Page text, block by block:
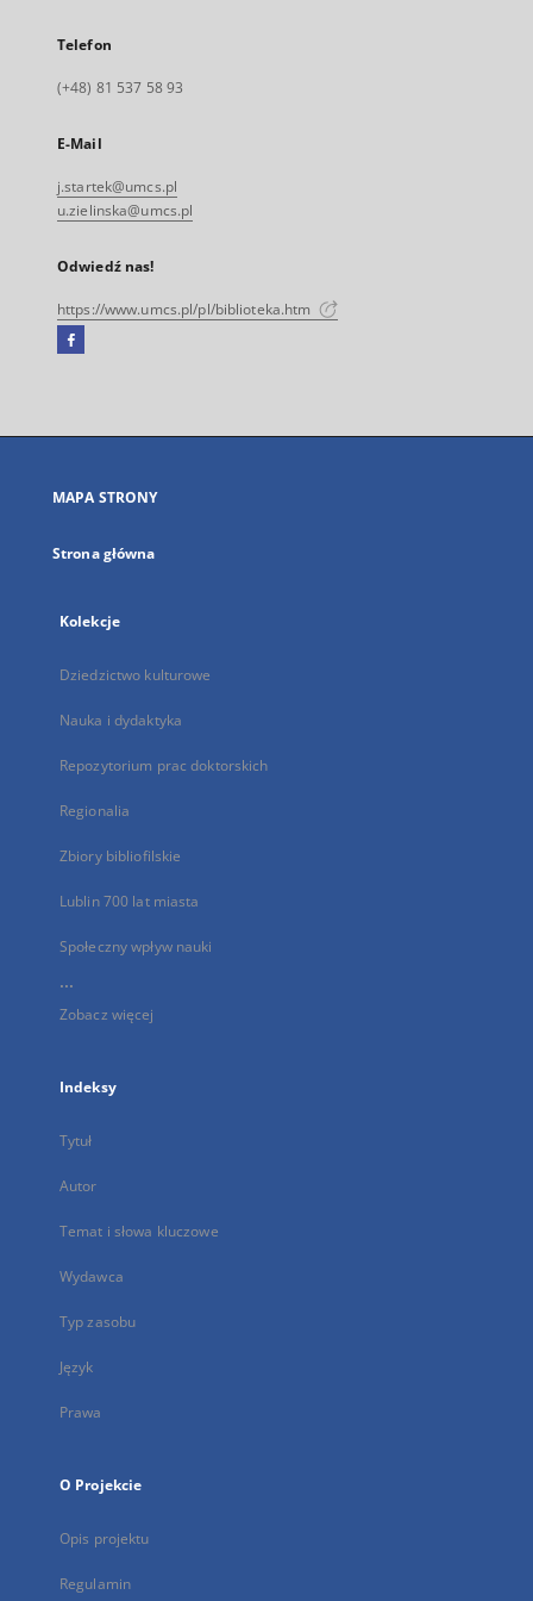
Telefon
(+48) 81 537 58 93
E-Mail
j.startek@umcs.pl
u.zielinska@umcs.pl
Odwiedź nas!
https://www.umcs.pl/pl/biblioteka.htm
Facebook
się
karcie
MAPA STRONY
Strona główna
Kolekcje
Dziedzictwo kulturowe
Nauka i dydaktyka
Repozytorium prac doktorskich
Regionalia
Zbiory bibliofilskie
Lublin 700 lat miasta
Społeczny wpływ nauki
...
Zobacz więcej
Indeksy
Tytuł
Autor
Temat i słowa kluczowe
Wydawca
Typ zasobu
Język
Prawa
O Projekcie
Opis projektu
Regulamin